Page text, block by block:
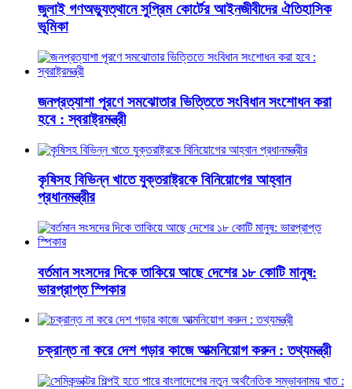
জুলাই গণঅভ্যুত্থানে সুপ্রিম কোর্টের আইনজীবীদের ঐতিহাসিক
ভূমিকা
জনপ্রত্যাশা পূরণে সমঝোতার ভিত্তিতে সংবিধান সংশোধন করা
হবে : স্বরাষ্ট্রমন্ত্রী
কৃষিসহ বিভিন্ন খাতে যুক্তরাষ্ট্রকে বিনিয়োগের আহ্বান
প্রধানমন্ত্রীর
বর্তমান সংসদের দিকে তাকিয়ে আছে দেশের ১৮ কোটি মানুষ:
ভারপ্রাপ্ত স্পিকার
চক্রান্ত না করে দেশ গড়ার কাজে আত্মনিয়োগ করুন : তথ্যমন্ত্রী